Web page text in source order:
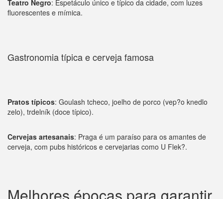
Teatro Negro: Espetáculo único e típico da cidade, com luzes
fluorescentes e mímica.
Gastronomia típica e cerveja famosa
Pratos típicos: Goulash tcheco, joelho de porco (vep?o knedlo
zelo), trdelník (doce típico).
Cervejas artesanais: Praga é um paraíso para os amantes de
cerveja, com pubs históricos e cervejarias como U Flek?.